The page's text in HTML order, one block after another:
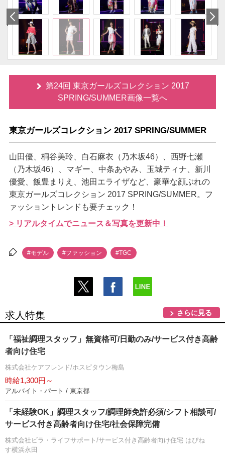
第24回 東京ガールズコレクション 2017
SPRING/SUMMER画像一覧へ
東京ガールズコレクション 2017 SPRING/SUMMER
山田優、桐谷美玲、白石麻衣（乃木坂46）、西野七瀬
（乃木坂46）、マギー、中条あやみ、玉城ティナ、新川
優愛、飯豊まりえ、池田エライザなど、豪華な顔ぶれの
東京ガールズコレクション 2017 SPRING/SUMMER。フ
ァッショントレンドも要チェック！
> リアルタイムでニュース＆写真を更新中！
#モデル #ファッション #TGC
求人特集 さらに見る
「福祉調理スタッフ」無資格可/日勤のみ/サービス付き高齢
者向け住宅
株式会社ケアフレンド/ホスピタウン梅島
時給1,300円～
アルバイト・パート / 東京都
「未経験OK」調理スタッフ/調理師免許必須/シフト相談可/
サービス付き高齢者向け住宅/社会保障完備
株式会社ビラ・ライフサポート/サービス付き高齢者向け住宅 はぴね
す横浜永田